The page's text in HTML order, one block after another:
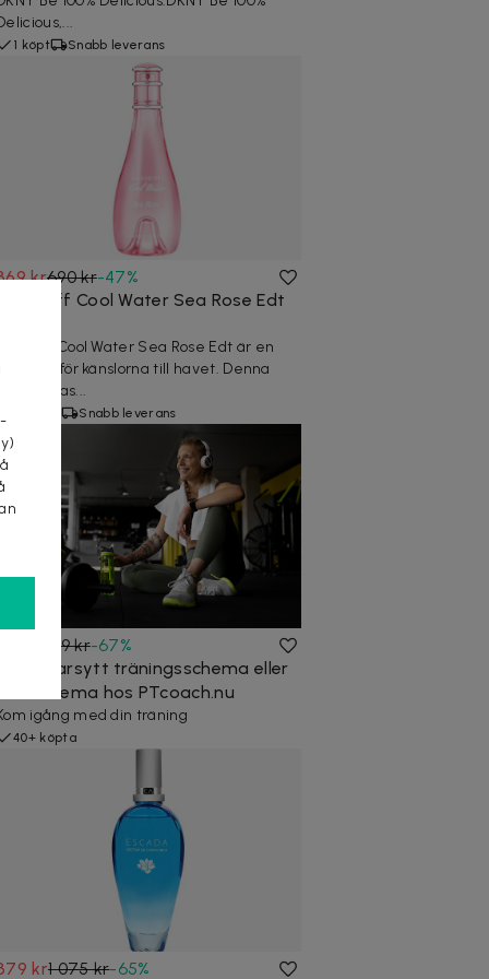
1 köpt Snabb leverans
kr690 kr-47%
Davidoff Cool Water Sea Rose Edt
Davidoff Cool Water Sea Rose Edt är en
som för känslorna till havet. Denna
parfym pas...
Snabb leverans
599 kr-67%
Skräddarsytt träningsschema eller
kostschema hos PTcoach.nu
igång med din träning
40+ köpta
kr1 075 kr-65%